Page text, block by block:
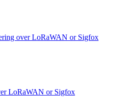
over LoRaWAN or Sigfox
LoRaWAN or Sigfox